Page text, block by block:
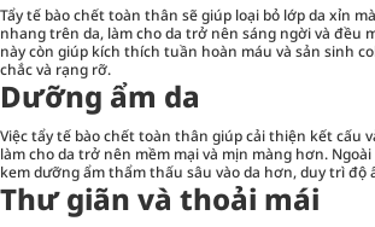
Tẩy tế bào chếttoàn thân sẽ giúp loại bỏ lớp da xỉn
nhang trên da, làm cho da trở nên sáng ngời và đều
này còn giúp kích thích tuần hoàn máu và sản sinh
chắc và rạng rỡ.
Dưỡng ẩm da
Việc tẩy tế bào chết toàn thân giúp cải thiện kết cấu
làm cho da trở nên mềm mại và mịn màng hơn.
kem dưỡng ẩm thẩm thấu sâu vào da hơn, duy trì độ
Thư giãn và thoải mái